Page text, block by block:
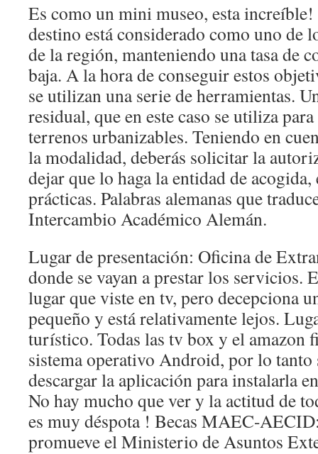
Es como un mini museo, esta
destino está considerado como uno de
de la región, manteniendo una tasa de
baja. A la hora de conseguir estos
se utilizan una serie de herramientas.
residual, que en este caso se utiliza
terrenos urbanizables. Teniendo en
la modalidad, deberás solicitar la
dejar que lo haga la entidad de acogida,
prácticas. Palabras alemanas que
Intercambio Académico Alemán.
Lugar de presentación: Oficina de
donde se vayan a prestar los servicios.
lugar que viste en tv, pero decepciona
pequeño y está relativamente lejos.
turístico. Todas las tv box y el amazon
sistema operativo Android, por lo tanto
descargar la aplicación para instalarla
No hay mucho que ver y la actitud de
es muy déspota ! Becas MAEC-
promueve el Ministerio de Asuntos